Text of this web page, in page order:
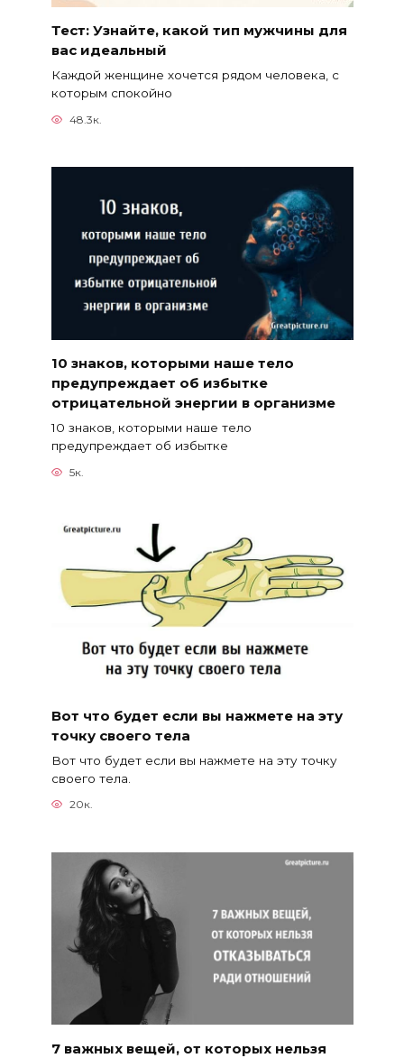
Тест: Узнайте, какой тип мужчины для
вас идеальный
Каждой женщине хочется рядом человека, с
которым спокойно
48.3к.
10 знаков, которыми наше тело
предупреждает об избытке
отрицательной энергии в организме
10 знаков, которыми наше тело
предупреждает об избытке
5к.
Вот что будет если вы нажмете на эту
точку своего тела
Вот что будет если вы нажмете на эту точку
своего тела.
20к.
7 важных вещей, от которых нельзя